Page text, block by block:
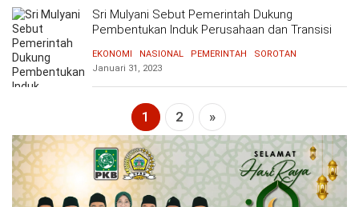
Sri Mulyani Sebut Pemerintah Dukung
Pembentukan Induk Perusahaan dan Transisi
EKONOMI NASIONAL PEMERINTAH
SOROTAN
Januari 31, 2023
1 2 »